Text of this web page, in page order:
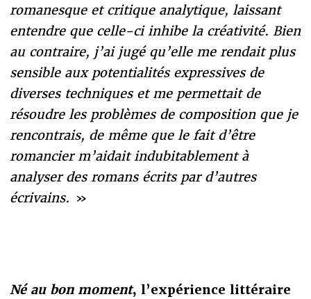
romanesque et critique analytique, laissant
entendre que celle-ci inhibe la créativité. Bien
au contraire, j’ai jugé qu’elle me rendait plus
sensible aux potentialités expressives de
diverses techniques et me permettait de
résoudre les problèmes de composition que je
rencontrais, de même que le fait d’être
romancier m’aidait indubitablement à
analyser des romans écrits par d’autres
écrivains. »
Né au bon moment, l’expérience littéraire